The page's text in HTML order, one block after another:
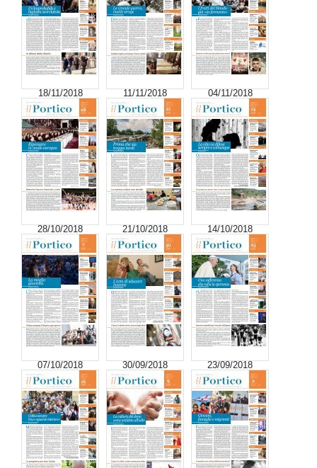
18/11/2018 11/11/2018 04/11/2018
28/10/2018 21/10/2018 14/10/2018
07/10/2018 30/09/2018 23/09/2018